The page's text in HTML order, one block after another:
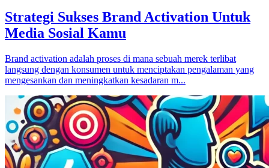
Strategi Sukses Brand Activation Untuk
Media Sosial Kamu
Brand activation adalah proses di mana sebuah merek terlibat
langsung dengan konsumen untuk menciptakan pengalaman yang
mengesankan dan meningkatkan kesadaran m...